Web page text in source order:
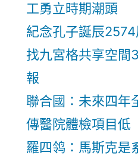
工勇立時期潮頭
紀念孔子誕辰
找九宮格共享空間
報
聯合國：未來四年
傳醫院體檢項目低
羅四鸰：馬斯克是